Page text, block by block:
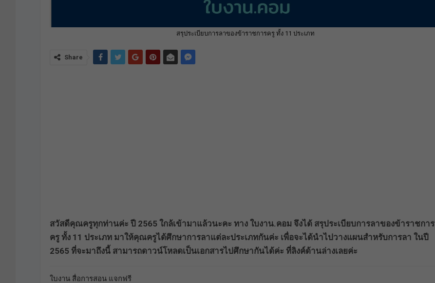
สรุประเบียบการลาของข้าราชการครู ทั้ง 11 ประเภท
Share
สวัสดีคุณครูทุกท่านค่ะ ปี 2565 ใกล้เข้ามาแล้วนะคะ ทาง ใบงาน.คอม จึงได้ สรุประเบียบการลาของข้าราชการ
ครู ทั้ง 11 ประเภท มาให้คุณครูได้ศึกษาการลาแต่ละประเภทกันค่ะ เพื่อจะได้นำไปวางแผนสำหรับการลา ในปี
2565 ที่จะมาถึงนี้ สามารถดาวน์โหลดเป็นเอกสารไปศึกษากันได้ค่ะ ที่ลิงค์ด้านล่างเลยค่ะ
ใบงาน สื่อการสอน แจกฟรี